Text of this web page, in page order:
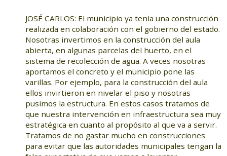
JOSÉ CARLOS: El municipio ya tenía una construcción
realizada en colaboración con el gobierno del estado.
Nosotras invertimos en la construcción del aula
abierta, en algunas parcelas del huerto, en el
sistema de recolección de agua. A veces nosotras
aportamos el concreto y el municipio pone las
varillas. Por ejemplo, para la construcción del aula
ellos invirtieron en nivelar el piso y nosotras
pusimos la estructura. En estos casos tratamos de
que nuestra intervención en infraestructura sea muy
estratégica en cuanto al propósito al que va a servir.
Tratamos de no gastar mucho en construcciones
para evitar que las autoridades municipales tengan la